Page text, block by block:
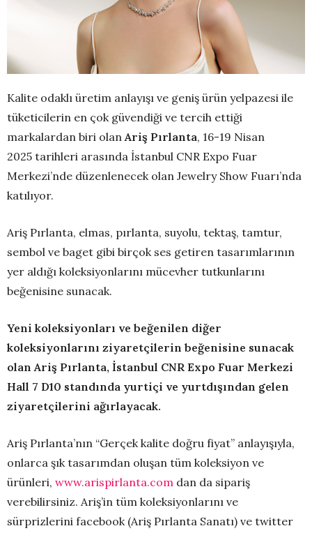
Kalite odaklı üretim anlayışı ve geniş ürün yelpazesi ile
tüketicilerin en çok güvendiği ve tercih ettiği
markalardan biri olanAriş Pırlanta, 16-19 Nisan
2025 tarihleri arasında İstanbul CNR Expo Fuar
Merkezi’nde düzenlenecek olan Jewelry Show Fuarı’nda
katılıyor.
Ariş Pırlanta, elmas, pırlanta, suyolu, tektaş, tamtur,
sembol ve baget gibi birçok ses getiren tasarımlarının
yer aldığı koleksiyonlarını mücevher tutkunlarını
beğenisine sunacak.
Yeni koleksiyonları ve beğenilen diğer
koleksiyonlarını ziyaretçilerin beğenisine sunacak
olan Ariş Pırlanta, İstanbul CNR Expo Fuar Merkezi
Hall 7 D10 standında yurtiçi ve yurtdışından gelen
ziyaretçilerini ağırlayacak.
Ariş Pırlanta’nın “Gerçek kalite doğru fiyat” anlayışıyla,
onlarca şık tasarımdan oluşan tüm koleksiyon ve
ürünleri, www.arispirlanta.com dan da sipariş
verebilirsiniz. Ariş’in tüm koleksiyonlarını ve
sürprizlerini facebook (Ariş Pırlanta Sanatı) ve twitter